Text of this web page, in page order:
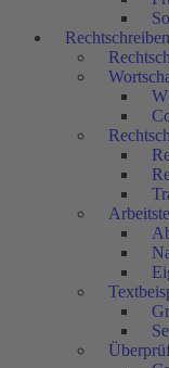
Rechtschreiben